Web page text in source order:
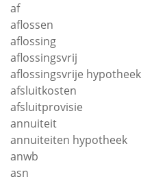
af
aflossen
aflossing
aflossingsvrij
aflossingsvrije hypotheek
afsluitkosten
afsluitprovisie
annuiteit
annuiteiten hypotheek
anwb
asn